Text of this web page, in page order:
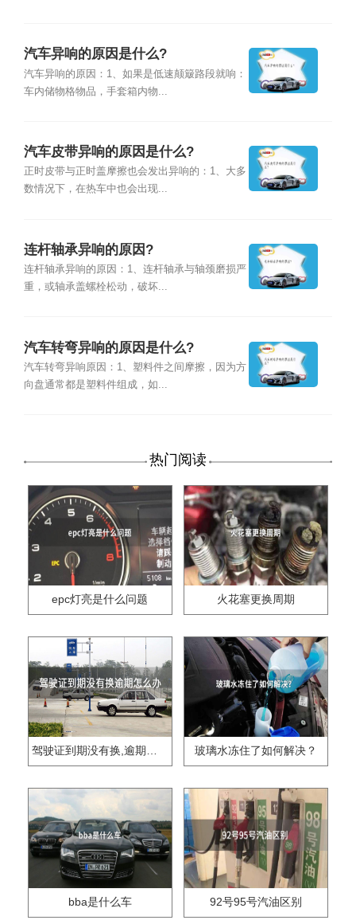
汽车异响的原因是什么?
汽车异响的原因：1、如果是低速颠簸路段就响：
车内储物格物品，手套箱内物...
汽车皮带异响的原因是什么?
正时皮带与正时盖摩擦也会发出异响的：1、大多
数情况下，在热车中也会出现...
连杆轴承异响的原因?
连杆轴承异响的原因：1、连杆轴承与轴颈磨损严
重，或轴承盖螺栓松动，破坏...
汽车转弯异响的原因是什么?
汽车转弯异响原因：1、塑料件之间摩擦，因为方
向盘通常都是塑料件组成，如...
热门阅读
epc灯亮是什么问题 火花塞更换周期
驾驶证到期没有换,逾期怎么办?? 玻璃水冻住了如何解决？
bba是什么车 92号95号汽油区别